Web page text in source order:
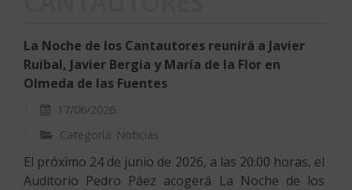
La Noche de los Cantautores reunirá a Javier
Ruibal, Javier Bergia y María de la Flor en
Olmeda de las Fuentes
17/06/2026
Categoría: Noticias
El próximo 24 de junio de 2026, a las 20:00 horas, el
Auditorio Pedro Páez acogerá La Noche de los